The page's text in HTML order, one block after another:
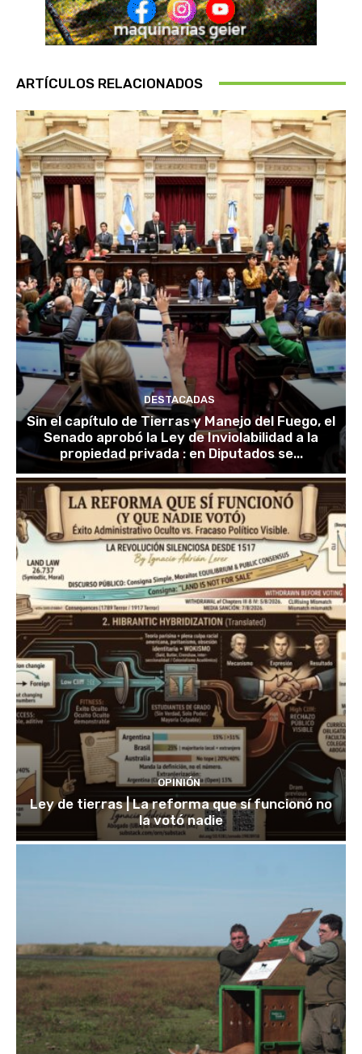
ARTÍCULOS RELACIONADOS
DESTACADAS
Sin el capítulo de Tierras y Manejo del Fuego, el
Senado aprobó la Ley de Inviolabilidad a la
propiedad privada : en Diputados se...
OPINIÓN
Ley de tierras | La reforma que sí funcionó no
la votó nadie